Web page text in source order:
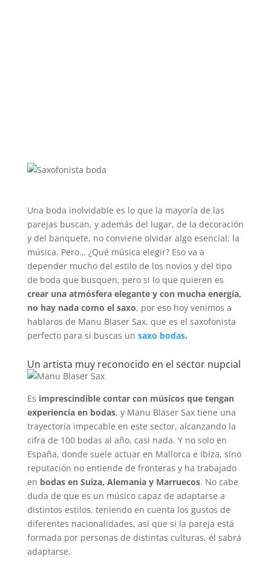
Una boda inolvidable es lo que la mayoría de las
parejas buscan, y además del lugar, de la decoración
y del banquete, no conviene olvidar algo esencial: la
música. Pero… ¿Qué música elegir? Eso va a
depender mucho del estilo de los novios y del tipo
de boda que busquen, pero si lo que quieren es
crear una atmósfera elegante y con mucha energía,
no hay nada como el saxo, por eso hoy venimos a
hablaros de Manu Blaser Sax, que es el saxofonista
perfecto para si buscas un saxo bodas.
Un artista muy reconocido en el sector nupcial
Es imprescindible contar con músicos que tengan
experiencia en bodas, y Manu Blaser Sax tiene una
trayectoria impecable en este sector, alcanzando la
cifra de 100 bodas al año, casi nada. Y no solo en
España, donde suele actuar en Mallorca e Ibiza, sino
reputación no entiende de fronteras y ha trabajado
en bodas en Suiza, Alemania y Marruecos. No cabe
duda de que es un músico capaz de adaptarse a
distintos estilos, teniendo en cuenta los gustos de
diferentes nacionalidades, así que si la pareja está
formada por personas de distintas culturas, él sabrá
adaptarse.